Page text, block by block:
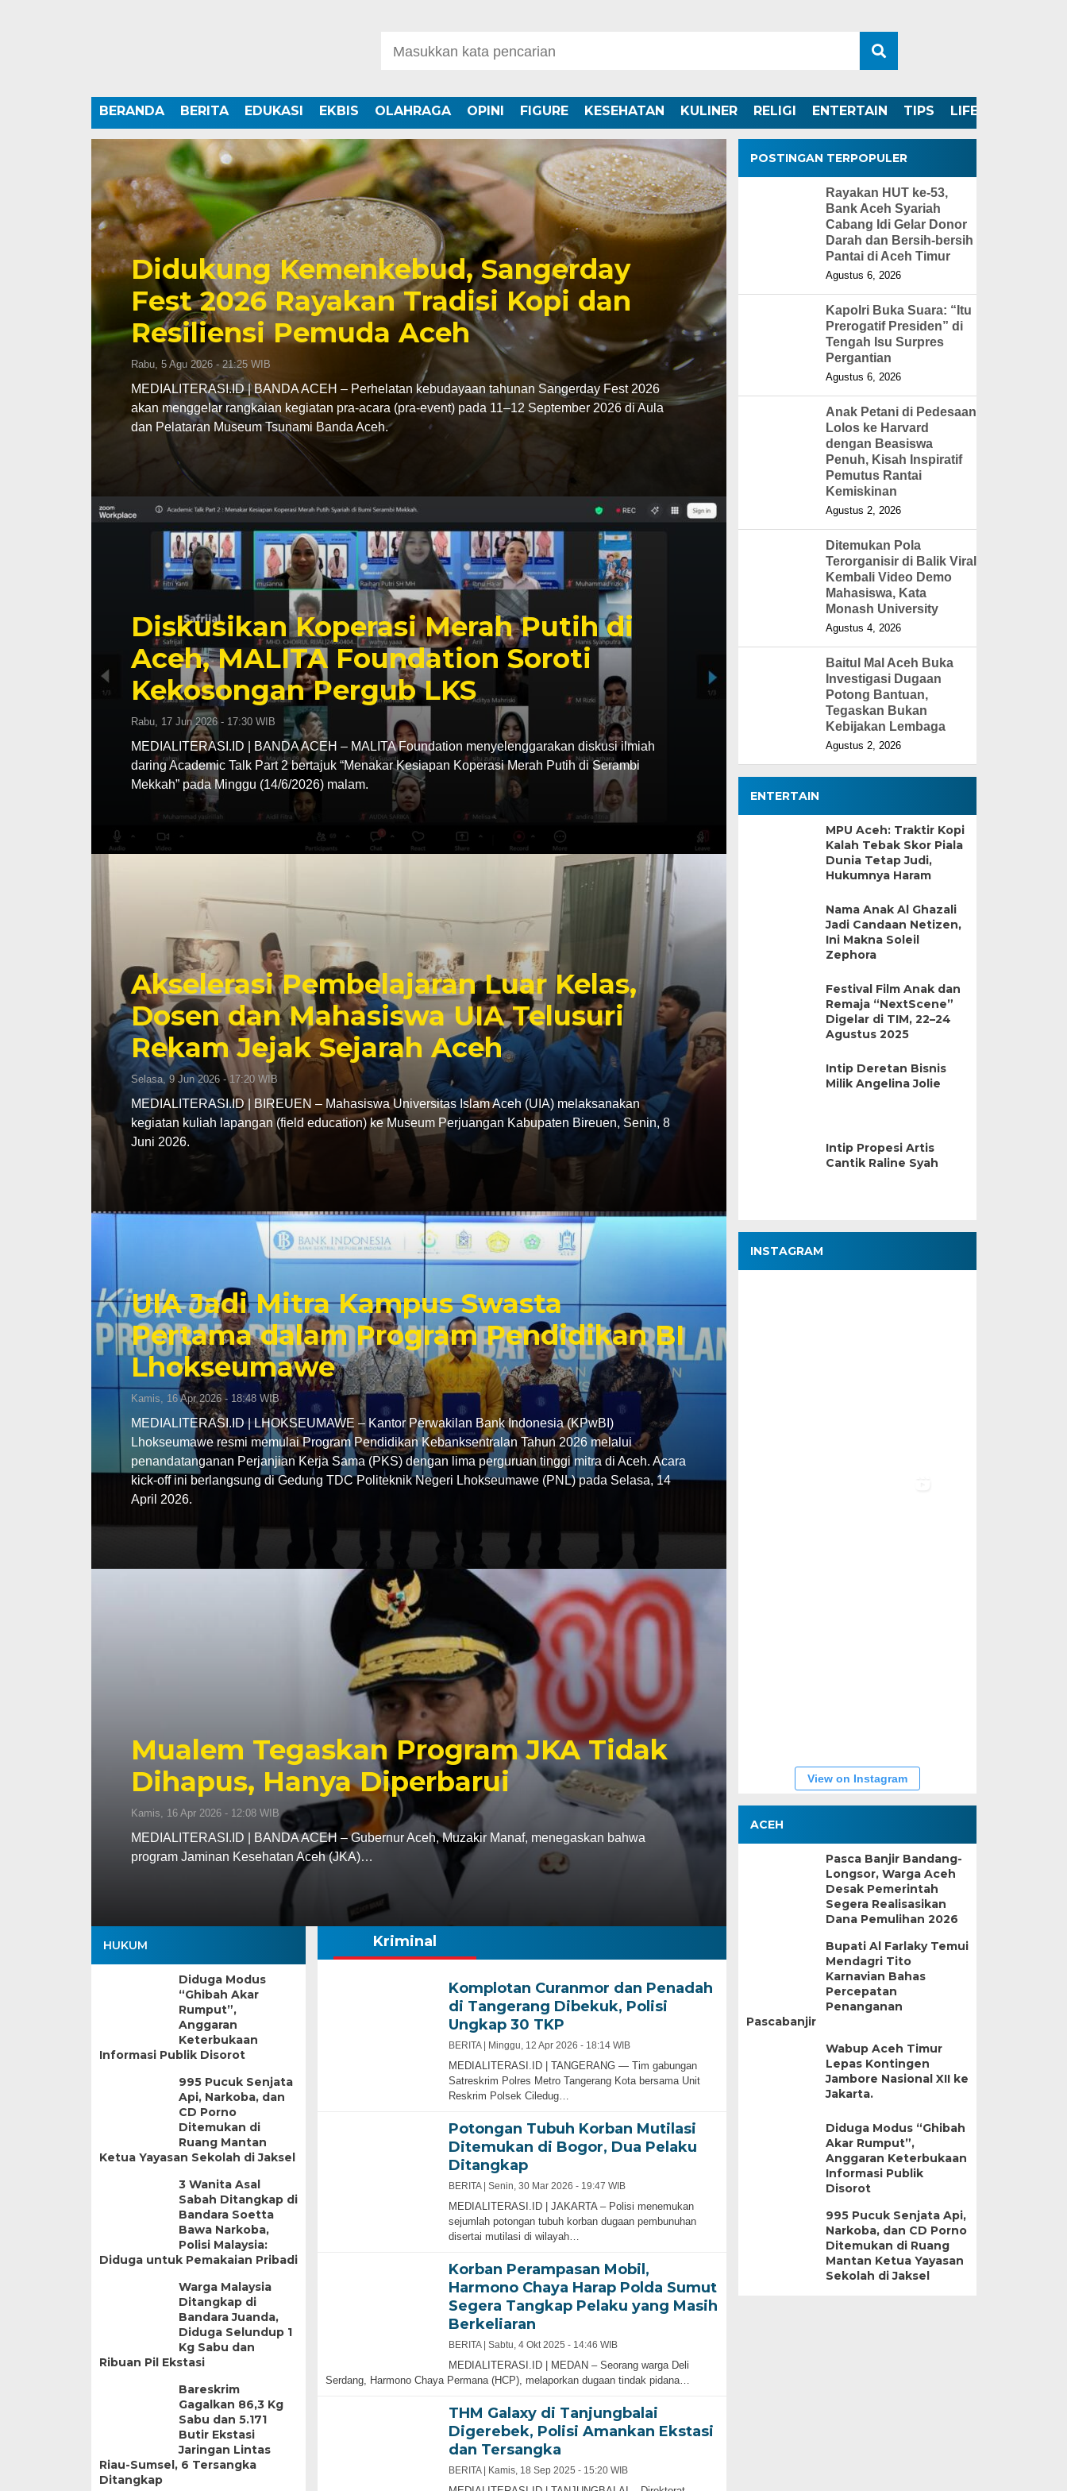
BERANDA BERITA EDUKASI EKBIS OLAHRAGA OPINI FIGURE KESEHATAN KULINER RELIGI ENTERTAIN TIPS LIFESTYLE
Didukung Kemenkebud, Sangerday
Fest 2026 Rayakan Tradisi Kopi dan
Resiliensi Pemuda Aceh
Rabu, 5 Agu 2026 - 21:25 WIB
MEDIALITERASI.ID | BANDA ACEH – Perhelatan kebudayaan tahunan Sangerday Fest 2026
akan menggelar rangkaian kegiatan pra-acara (pra-event) pada 11–12 September 2026 di Aula
dan Pelataran Museum Tsunami Banda Aceh.
Diskusikan Koperasi Merah Putih di
Aceh, MALITA Foundation Soroti
Kekosongan Pergub LKS
Rabu, 17 Jun 2026 - 17:30 WIB
MEDIALITERASI.ID | BANDA ACEH – MALITA Foundation menyelenggarakan diskusi ilmiah
daring Academic Talk Part 2 bertajuk “Menakar Kesiapan Koperasi Merah Putih di Serambi
Mekkah” pada Minggu (14/6/2026) malam.
Akselerasi Pembelajaran Luar Kelas,
Dosen dan Mahasiswa UIA Telusuri
Rekam Jejak Sejarah Aceh
Selasa, 9 Jun 2026 - 17:20 WIB
MEDIALITERASI.ID | BIREUEN – Mahasiswa Universitas Islam Aceh (UIA) melaksanakan
kegiatan kuliah lapangan (field education) ke Museum Perjuangan Kabupaten Bireuen, Senin, 8
Juni 2026.
UIA Jadi Mitra Kampus Swasta
Pertama dalam Program Pendidikan BI
Lhokseumawe
Kamis, 16 Apr 2026 - 18:48 WIB
MEDIALITERASI.ID | LHOKSEUMAWE – Kantor Perwakilan Bank Indonesia (KPwBI)
Lhokseumawe resmi memulai Program Pendidikan Kebanksentralan Tahun 2026 melalui
penandatanganan Perjanjian Kerja Sama (PKS) dengan lima perguruan tinggi mitra di Aceh. Acara
kick-off ini berlangsung di Gedung TDC Politeknik Negeri Lhokseumawe (PNL) pada Selasa, 14
April 2026.
Mualem Tegaskan Program JKA Tidak
Dihapus, Hanya Diperbarui
Kamis, 16 Apr 2026 - 12:08 WIB
MEDIALITERASI.ID | BANDA ACEH – Gubernur Aceh, Muzakir Manaf, menegaskan bahwa
program Jaminan Kesehatan Aceh (JKA)…
HUKUM
Diduga Modus
“Ghibah Akar
Rumput”,
Anggaran
Keterbukaan
Informasi Publik Disorot
995 Pucuk Senjata
Api, Narkoba, dan
CD Porno
Ditemukan di
Ruang Mantan
Ketua Yayasan Sekolah di Jaksel
3 Wanita Asal
Sabah Ditangkap di
Bandara Soetta
Bawa Narkoba,
Polisi Malaysia:
Diduga untuk Pemakaian Pribadi
Warga Malaysia
Ditangkap di
Bandara Juanda,
Diduga Selundup 1
Kg Sabu dan
Ribuan Pil Ekstasi
Bareskrim
Gagalkan 86,3 Kg
Sabu dan 5.171
Butir Ekstasi
Jaringan Lintas
Riau-Sumsel, 6 Tersangka
Ditangkap
Kriminal
Komplotan Curanmor dan Penadah
di Tangerang Dibekuk, Polisi
Ungkap 30 TKP
BERITA | Minggu, 12 Apr 2026 - 18:14 WIB
MEDIALITERASI.ID | TANGERANG — Tim gabungan
Satreskrim Polres Metro Tangerang Kota bersama Unit
Reskrim Polsek Ciledug…
Potongan Tubuh Korban Mutilasi
Ditemukan di Bogor, Dua Pelaku
Ditangkap
BERITA | Senin, 30 Mar 2026 - 19:47 WIB
MEDIALITERASI.ID | JAKARTA – Polisi menemukan
sejumlah potongan tubuh korban dugaan pembunuhan
disertai mutilasi di wilayah…
Korban Perampasan Mobil,
Harmono Chaya Harap Polda Sumut
Segera Tangkap Pelaku yang Masih
Berkeliaran
BERITA | Sabtu, 4 Okt 2025 - 14:46 WIB
MEDIALITERASI.ID | MEDAN – Seorang warga Deli
Serdang, Harmono Chaya Permana (HCP), melaporkan dugaan tindak pidana…
THM Galaxy di Tanjungbalai
Digerebek, Polisi Amankan Ekstasi
dan Tersangka
BERITA | Kamis, 18 Sep 2025 - 15:20 WIB
POSTINGAN TERPOPULER
Rayakan HUT ke-53,
Bank Aceh Syariah
Cabang Idi Gelar Donor
Darah dan Bersih-bersih
Pantai di Aceh Timur
Agustus 6, 2026
Kapolri Buka Suara: “Itu
Prerogatif Presiden” di
Tengah Isu Surpres
Pergantian
Agustus 6, 2026
Anak Petani di Pedesaan
Lolos ke Harvard
dengan Beasiswa
Penuh, Kisah Inspiratif
Pemutus Rantai
Kemiskinan
Agustus 2, 2026
Ditemukan Pola
Terorganisir di Balik Viral
Kembali Video Demo
Mahasiswa, Kata
Monash University
Agustus 4, 2026
Baitul Mal Aceh Buka
Investigasi Dugaan
Potong Bantuan,
Tegaskan Bukan
Kebijakan Lembaga
Agustus 2, 2026
ENTERTAIN
MPU Aceh: Traktir Kopi
Kalah Tebak Skor Piala
Dunia Tetap Judi,
Hukumnya Haram
Nama Anak Al Ghazali
Jadi Candaan Netizen,
Ini Makna Soleil
Zephora
Festival Film Anak dan
Remaja “NextScene”
Digelar di TIM, 22–24
Agustus 2025
Intip Deretan Bisnis
Milik Angelina Jolie
Intip Propesi Artis
Cantik Raline Syah
INSTAGRAM
View on Instagram
ACEH
Pasca Banjir Bandang-
Longsor, Warga Aceh
Desak Pemerintah
Segera Realisasikan
Dana Pemulihan 2026
Bupati Al Farlaky Temui
Mendagri Tito
Karnavian Bahas
Percepatan
Penanganan
Pascabanjir
Wabup Aceh Timur
Lepas Kontingen
Jambore Nasional XII ke
Jakarta.
Diduga Modus “Ghibah
Akar Rumput”,
Anggaran Keterbukaan
Informasi Publik
Disorot
995 Pucuk Senjata Api,
Narkoba, dan CD Porno
Ditemukan di Ruang
Mantan Ketua Yayasan
Sekolah di Jaksel